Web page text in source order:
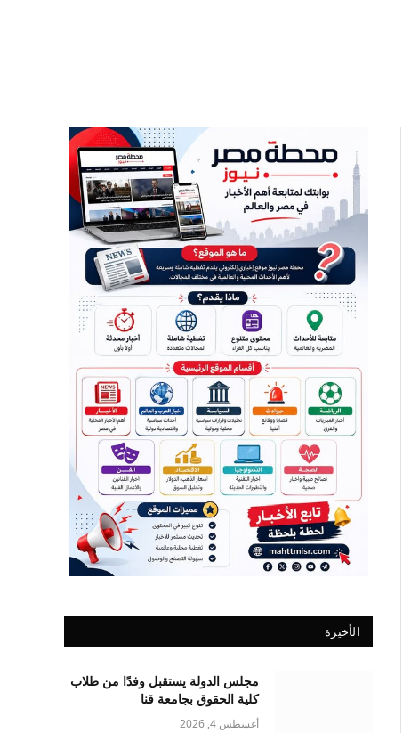
الأخيرة
مجلس الدولة يستقبل وفدًا من طلاب
كلية الحقوق بجامعة قنا
أغسطس 4, 2026